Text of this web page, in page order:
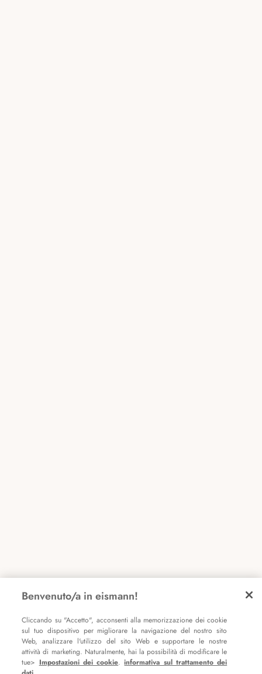
Benvenuto/a in eismann!
Cliccando su "Accetto", acconsenti alla memorizzazione dei cookie
sul tuo dispositivo per migliorare la navigazione del nostro sito
Web, analizzare l'utilizzo del sito Web e supportare le nostre
attività di marketing. Naturalmente, hai la possibilità di modificare le
tue> Impostazioni dei cookie.informativa sul trattamento dei